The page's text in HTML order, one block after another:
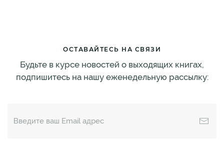
ОСТАВАЙТЕСЬ НА СВЯЗИ
Будьте в курсе новостей о выходящих книгах,
подпишитесь на нашу еженедельную рассылку: